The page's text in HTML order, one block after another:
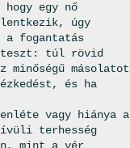
egy nő
úgy
a fogantatás
teszt: túl rövid
másolatot
és ha
vagy hiánya a
terhesség